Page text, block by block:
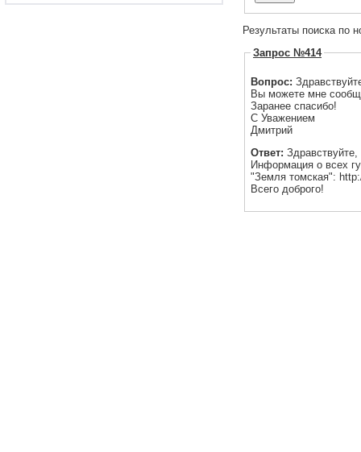
Результаты поиска по
Запрос №414
Вопрос:
Вы можете мне
Заранее спасибо!
С Уважением
Дмитрий
Ответ:
Информация о всех
"Земля томская":
Всего доброго!